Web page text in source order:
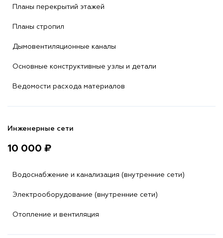
Планы перекрытий этажей
Планы стропил
Дымовентиляционные каналы
Основные конструктивные узлы и детали
Ведомости расхода материалов
Инженерные сети
10 000 ₽
Водоснабжение и канализация (внутренние сети)
Электрооборудование (внутренние сети)
Отопление и вентиляция